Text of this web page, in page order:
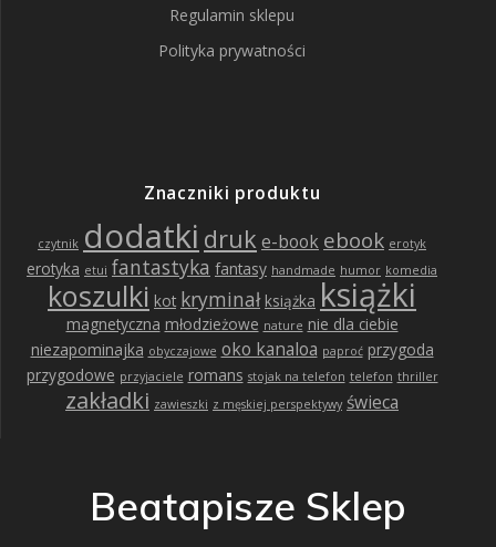
Regulamin sklepu
Polityka prywatności
Znaczniki produktu
czytnik dodatki druk e-book ebook erotyk
erotyka etui fantastyka fantasy handmade humor komedia
koszulki kot kryminał książka książki
magnetyczna młodzieżowe nature nie dla ciebie
niezapominajka obyczajowe oko kanaloa paproć przygoda
przygodowe przyjaciele romans stojak na telefon telefon thriller
zakładki zawieszki z męskiej perspektywy świeca
Beatapisze Sklep